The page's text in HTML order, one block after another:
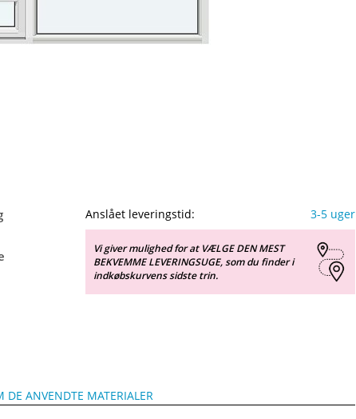
Anslået leveringstid: 3-5 uger
Vi giver mulighed for at VÆLGE DEN MEST
BEKVEMME LEVERINGSUGE, som du finder i
indkøbskurvens sidste trin.
ANVENDTE MATERIALER